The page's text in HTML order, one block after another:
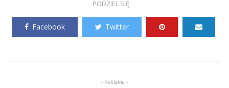
PODZIEL SIĘ
Facebook Twitter
- Reklama -